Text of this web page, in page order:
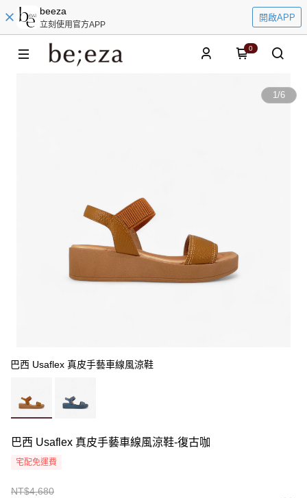
beeza
立刻使用官方APP
開啟APP
0
1/6
巴西 Usaflex 真皮手藝車線風涼鞋
巴西 Usaflex 真皮手藝車線風涼鞋-復古咖
宅配免運費
NT$4,680